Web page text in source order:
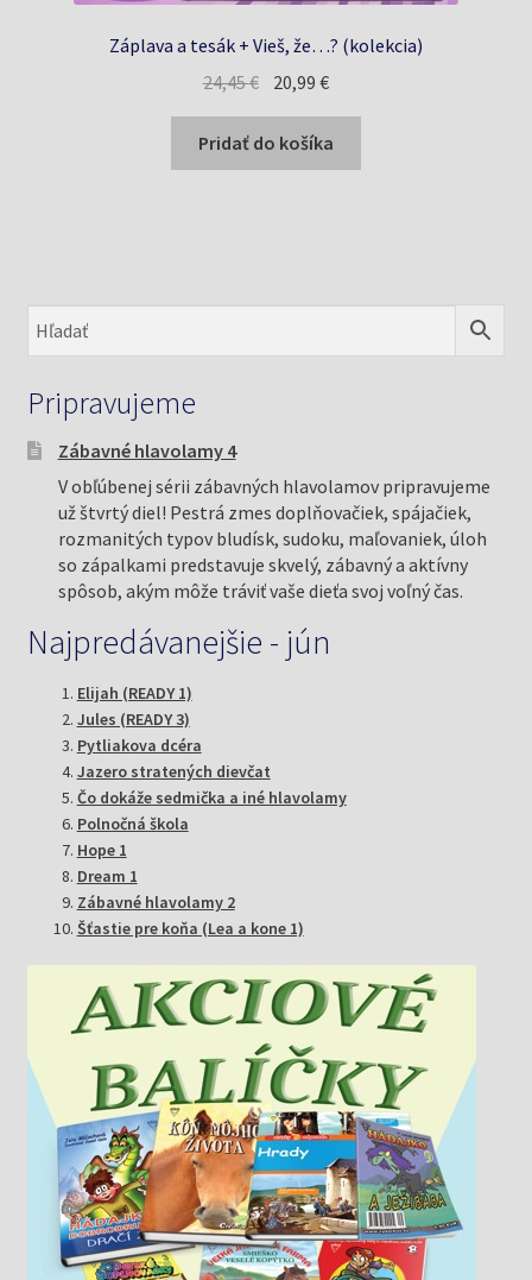
Záplava a tesák + Vieš, že…? (kolekcia)
24,45€ Pôvodná
cena
bola:
24,45 €.
20,99€Aktuálna
cena
je:
20,99 €.
Pridať do košíka
Pripravujeme
Zábavné hlavolamy 4
V obľúbenej sérii zábavných hlavolamov pripravujeme
už štvrtý diel! Pestrá zmes doplňovačiek, spájačiek,
rozmanitých typov bludísk, sudoku, maľovaniek, úloh
so zápalkami predstavuje skvelý, zábavný a aktívny
spôsob, akým môže tráviť vaše dieťa svoj voľný čas.
Najpredávanejšie - jún
Elijah (READY 1)
Jules (READY 3)
Pytliakova dcéra
Jazero stratených dievčat
Čo dokáže sedmička a iné hlavolamy
Polnočná škola
Hope 1
Dream 1
Zábavné hlavolamy 2
Šťastie pre koňa (Lea a kone 1)